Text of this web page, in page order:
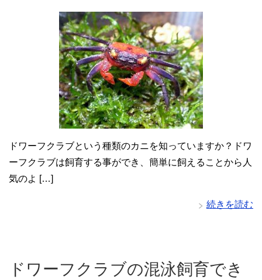
ドワーフクラブという種類のカニを知っていますか？ドワ
ーフクラブは飼育する事ができ、簡単に飼えることから人
気のよ […]
続きを読む
ドワーフクラブの混泳飼育でき